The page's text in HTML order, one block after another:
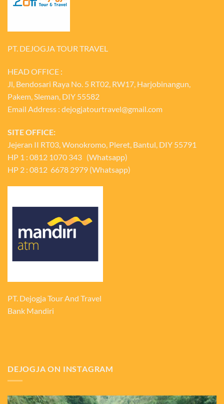
PT. DEJOGJA TOUR TRAVEL
HEAD OFFICE :
Jl, Bendosari Raya No. 5 RT02, RW17, Harjobinangun,
Pakem, Sleman, DIY 55582
Email Address : dejogjatourtravel@gmail.com
SITE OFFICE:
Jejeran II RT03, Wonokromo, Pleret, Bantul, DIY 55791
HP 1 : 0812 1070 343 (Whatsapp)
HP 2 : 0812 6678 2979 (Whatsapp)
PT. Dejogja Tour And Travel
Bank Mandiri
DEJOGJA ON INSTAGRAM